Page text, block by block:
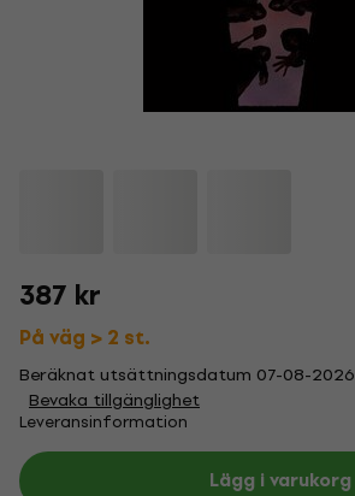
387 kr
På väg > 2 st.
Beräknat utsättningsdatum 07-08-2026
Bevaka tillgänglighet
Leveransinformation
Lägg i varukorg